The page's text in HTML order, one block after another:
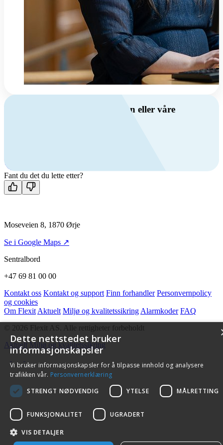
Har du spørsmål om ventilasjon eller våre
Kontakt oss
Fant du det du lette etter?
Moseveien 8, 1870 Ørje
Se i Google Maps ↗
Sentralbord
+47 69 81 00 00
Kontakt oss Kontakt og support Finn forhandler Personvernpolicy
og cookies
Om Flexit Aktuelt Miljø og kvalitetssikring Alarmkoder FAQ
© 2026 Flexit AS. Alle rettigheter forbeholdt
Aktuelt Miljø og kvalitetssikring
Dette nettstedet bruker
informasjonskapsler
Vi bruker informasjonskapsler for å tilpasse innhold og analysere
trafikken vår. Personvernerklæring
STRENGT NØDVENDIG
YTELSE MÅLRETTING
FUNKSJONALITET UGRADERT
VIS DETALJER